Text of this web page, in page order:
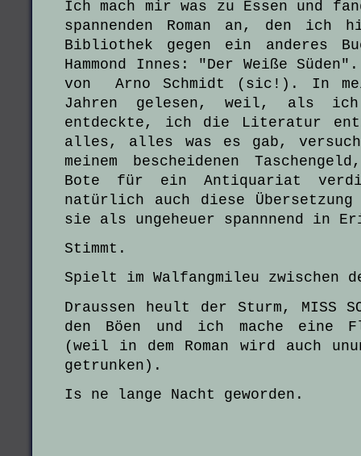
Ich mach mir was zu Essen und
spannenden Roman an, den
Bibliothek gegen ein anderes
Hammond Innes: "Der Weiße
von Arno Schmidt (sic!). In
Jahren gelesen, weil, als ich
entdeckte, ich die Literatur
alles, alles was es gab,
meinem bescheidenen
Bote für ein Antiquariat
natürlich auch diese
sie als ungeheuer spannnend in
Stimmt.
Spielt im Walfangmileu zwischen
Draussen heult der Sturm, MISS
den Böen und ich mache eine
(weil in dem Roman wird auch
getrunken).
Is ne lange Nacht geworden.